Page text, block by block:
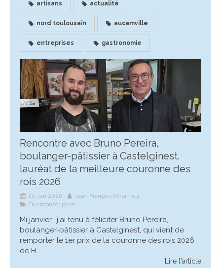
artisans actualité
nord toulousain aucamville
entreprises gastronomie
Rencontre avec Bruno Pereira,
boulanger-pâtissier à Castelginest,
lauréat de la meilleure couronne des
rois 2026
20 Jan 2026
Jean François Portarrieu
En circonscription
Mi janvier, j'ai tenu à féliciter Bruno Pereira,
boulanger-pâtissier à Castelginest, qui vient de
remporter le 1er prix de la couronne des rois 2026
de H...
Lire l'article